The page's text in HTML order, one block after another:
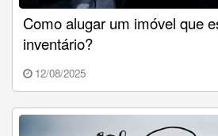
Como alugar um imóvel que
inventário?
12/08/2025